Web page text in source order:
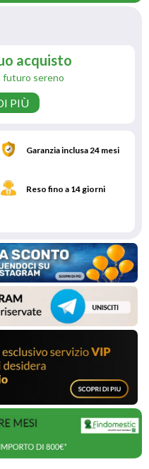
acquisto
futuro sereno
PIÙ
Garanzia inclusa 24 mesi
Reso fino a 14 giorni